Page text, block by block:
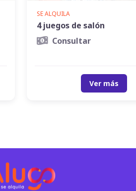
SE ALQUILA
4 juegos de salón
Consultar
Ver más